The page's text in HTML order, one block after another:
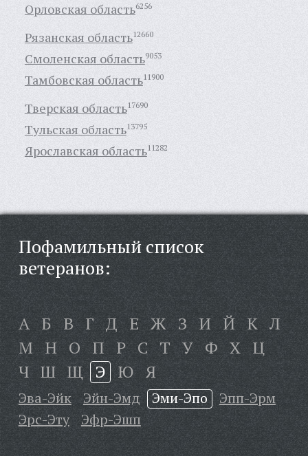
Орловская область6256
Рязанская область12660
Смоленская область9053
Тамбовская область11900
Тверская область17690
Тульская область13795
Ярославская область11282
Пофамильный список
ветеранов:
А Б В Г Д Е Ж З И Й К Л
М Н О П Р С Т У Ф Х Ц
Ч Ш Щ Э Ю Я
Эва-Эйк Эйн-Эмд Эми-Эпо
Эпп-Эрм
Эрс-Эту
Эфр-Эшп